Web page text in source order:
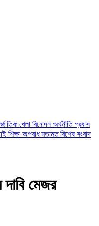
খেলা বিনোদনঅর্থনীতিপ্রবাস
শিক্ষা অপরাধমতামতবিশেষ সংবাদ
মেজর